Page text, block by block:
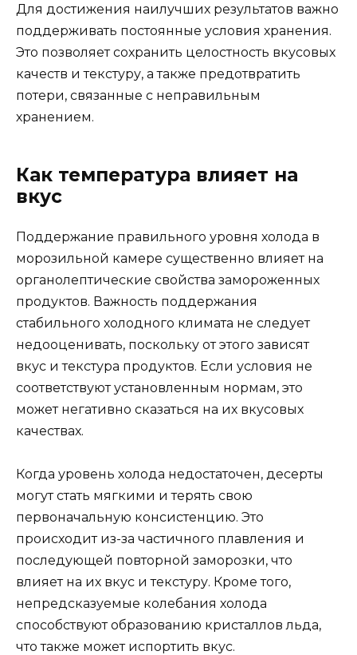
Для достижения наилучших результатов важно
поддерживать постоянные условия хранения.
Это позволяет сохранить целостность вкусовых
качеств и текстуру, а также предотвратить
потери, связанные с неправильным
хранением.
Как температура влияет на
вкус
Поддержание правильного уровня холода в
морозильной камере существенно влияет на
органолептические свойства замороженных
продуктов. Важность поддержания
стабильного холодного климата не следует
недооценивать, поскольку от этого зависят
вкус и текстура продуктов. Если условия не
соответствуют установленным нормам, это
может негативно сказаться на их вкусовых
качествах.
Когда уровень холода недостаточен, десерты
могут стать мягкими и терять свою
первоначальную консистенцию. Это
происходит из-за частичного плавления и
последующей повторной заморозки, что
влияет на их вкус и текстуру. Кроме того,
непредсказуемые колебания холода
способствуют образованию кристаллов льда,
что также может испортить вкус.